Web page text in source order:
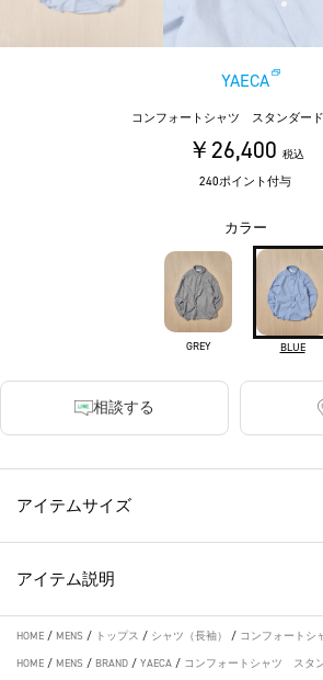
YAECA
コンフォートシャツ スタンダー
￥26,400 税込
240ポイント付与
カラー
GREY BLUE
相談する
アイテムサイズ
アイテム説明
HOME / MENS / トップス / シャツ（長袖） / コンフォート
HOME / MENS / BRAND / YAECA / コンフォートシャツ スタ